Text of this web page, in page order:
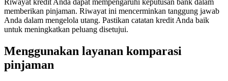
Riwayat kredit Anda dapat mempengaruhi keputusan bank dalam
memberikan pinjaman. Riwayat ini mencerminkan tanggung jawab
Anda dalam mengelola utang. Pastikan catatan kredit Anda baik
untuk meningkatkan peluang disetujui.
Menggunakan layanan komparasi
pinjaman